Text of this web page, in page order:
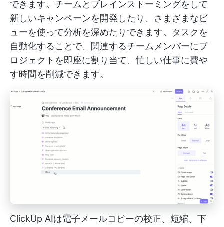
できます。チームとブレインストーミングをして
新しいキャンペーンを開発したり、さまざまなビ
ューを使って分析を深めたりできます。タスクを
自動化することで、関連するチームメンバーにプ
ロジェクトを即座に割り当て、忙しい仕事に費や
す時間を削減できます。
ClickUp AIは電子メールコピーの校正、短縮、下